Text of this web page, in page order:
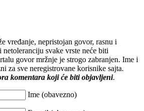
vređanje, nepristojan govor, rasnu i
svake vrste neće biti
govor mržnje je strogo zabranjen. Ime i
za sve neregistrovane korisnike sajta.
komentara koji će biti objavljeni.
Ime (obavezno)